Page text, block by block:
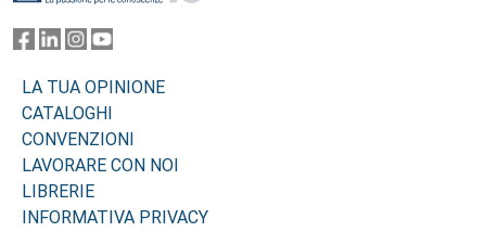
LA TUA OPINIONE
CATALOGHI
CONVENZIONI
LAVORARE CON NOI
LIBRERIE
INFORMATIVA PRIVACY